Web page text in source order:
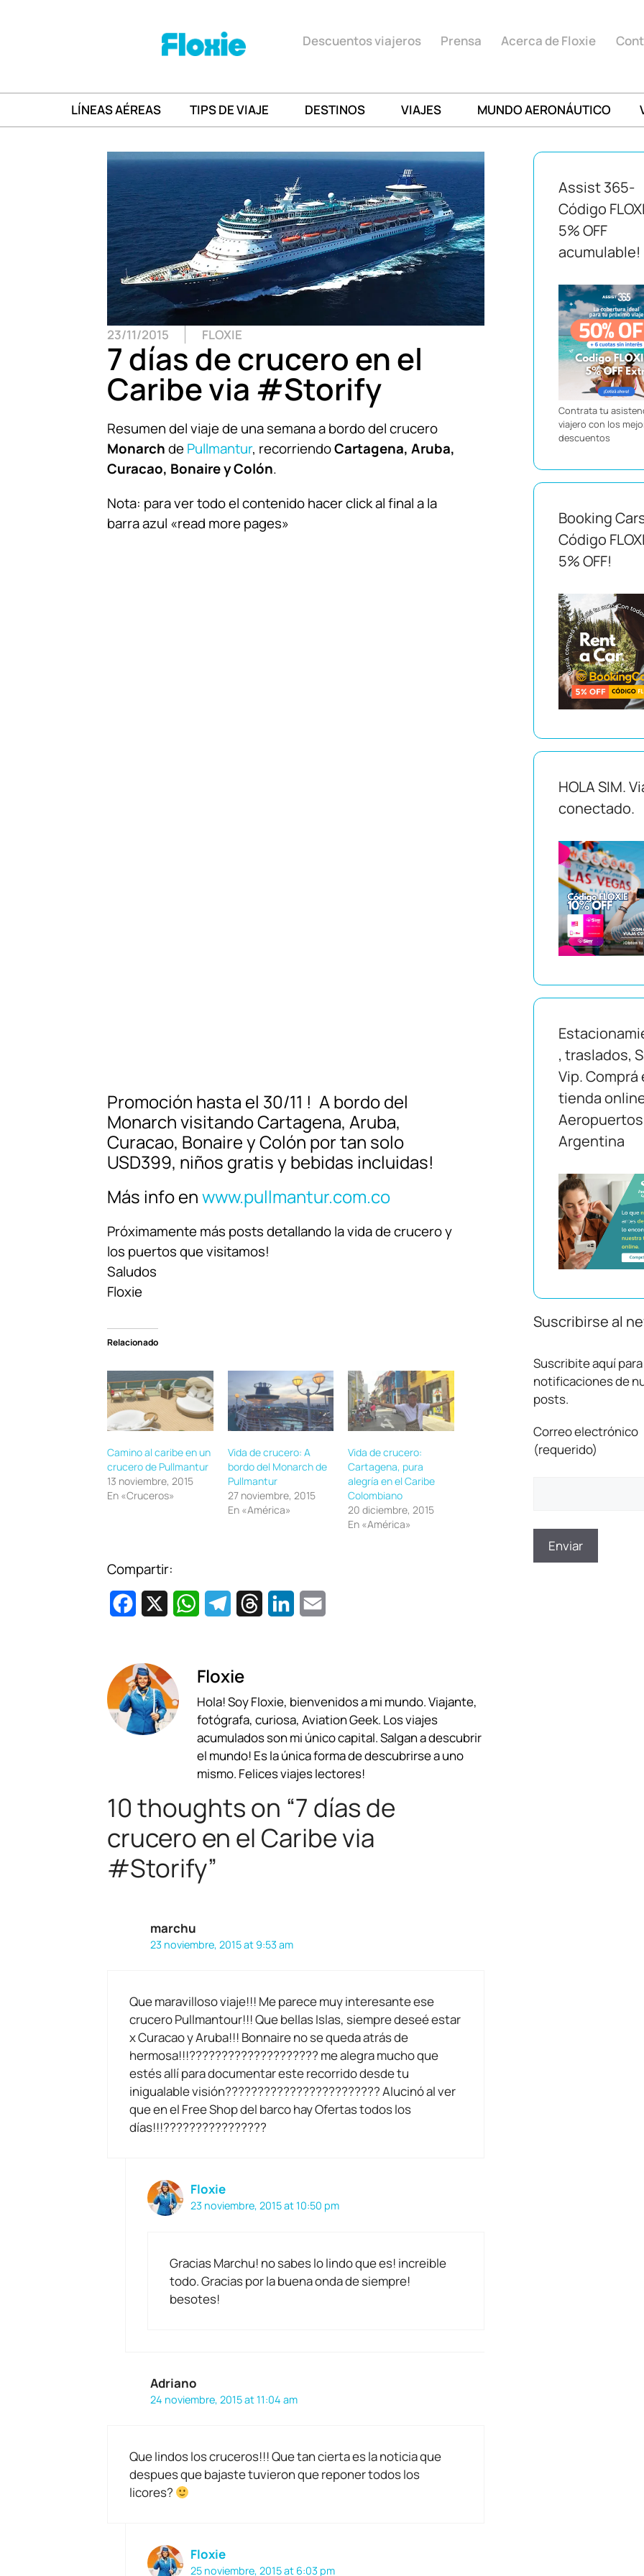
Descuentos viajeros Prensa Acerca de Floxie
LÍNEAS AÉREAS TIPS DE VIAJE DESTINOS VIAJES MUNDO AERONÁUTICO
Assist 365-
Código
5% OFF
acumulable!
Contrata tu
viajero con los
descuentos
Booking
Código
5% OFF!
HOLA SIM.
conectado.
, traslados,
Vip. Comprá
tienda
Aeropuertos
Argentina
Suscribirse al
Suscribite aquí
notificaciones de
posts.
Correo electrónico
(requerido)
23/11/2015 FLOXIE
7 días de crucero en el
Caribe via #Storify
Resumen del viaje de una semana a bordo del crucero
MonarchdePullmantur, recorriendoCartagena, Aruba,
Curacao, Bonaire y Colón.
Nota: para ver todo el contenido hacer click al final a la
barra azul «read more pages»
Promoción hasta el 30/11 ! A bordo del
Monarch visitando Cartagena, Aruba,
Curacao, Bonaire y Colón por tan solo
USD399, niños gratis y bebidas incluidas!
Más info enwww.pullmantur.com.co
Próximamente más posts detallando la vida de crucero y
los puertos que visitamos!
Saludos
Floxie
Relacionado
Camino al caribe en un
crucero de Pullmantur
13 noviembre, 2015
En «Cruceros»
Vida de crucero: A
bordo del Monarch de
Pullmantur
27 noviembre, 2015
En «América»
Vida de crucero:
Cartagena, pura
alegría en el Caribe
Colombiano
20 diciembre, 2015
En «América»
Compartir:
e
b
o
W
t
s
A
p
e
g
r
a
a
d
s
e
d
I
n
l
Floxie
Hola! Soy Floxie, bienvenidos a mi mundo. Viajante,
fotógrafa, curiosa, Aviation Geek. Los viajes
acumulados son mi único capital. Salgan a descubrir
el mundo! Es la única forma de descubrirse a uno
mismo. Felices viajes lectores!
10 thoughts on “7 días de
crucero en el Caribe via
#Storify”
marchu
23 noviembre, 2015 at 9:53 am
Que maravilloso viaje!!! Me parece muy interesante ese
crucero Pullmantour!!! Que bellas Islas, siempre deseé estar
x Curacao y Aruba!!! Bonnaire no se queda atrás de
hermosa!!!???????????????????? me alegra mucho que
estés allí para documentar este recorrido desde tu
inigualable visión???????????????????????? Alucinó al ver
que en el Free Shop del barco hay Ofertas todos los
días!!!????????????????
Floxie
23 noviembre, 2015 at 10:50 pm
Gracias Marchu! no sabes lo lindo que es! increible
todo. Gracias por la buena onda de siempre!
besotes!
Adriano
24 noviembre, 2015 at 11:04 am
Que lindos los cruceros!!! Que tan cierta es la noticia que
despues que bajaste tuvieron que reponer todos los
licores?
Floxie
25 noviembre, 2015 at 6:03 pm